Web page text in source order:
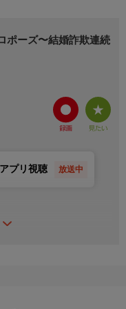
ーズ〜結婚詐欺連続
アプリ視聴 放送中